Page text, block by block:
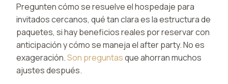
Pregunten cómo se resuelve el hospedaje para
invitados cercanos, qué tan clara es la estructura de
paquetes, si hay beneficios reales por reservar con
anticipación y cómo se maneja el after party. No es
exageración.Son preguntasque ahorran muchos
ajustes después.